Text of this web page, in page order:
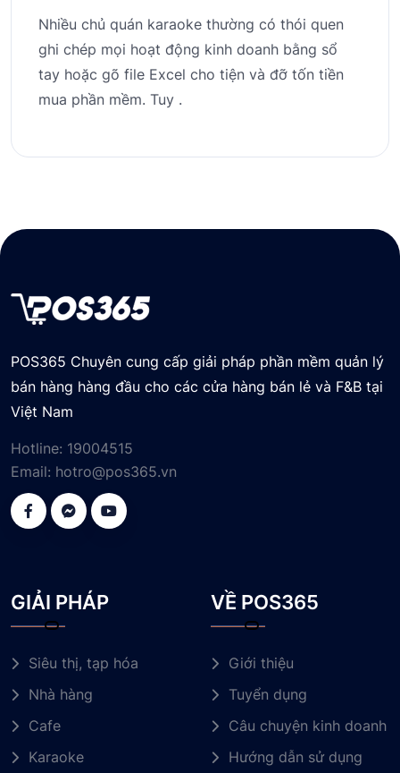
Nhiều chủ quán karaoke thường có thói quen
ghi chép mọi hoạt động kinh doanh bằng sổ
tay hoặc gõ file Excel cho tiện và đỡ tốn tiền
mua phần mềm. Tuy .
POS365 Chuyên cung cấp giải pháp phần mềm quản lý
bán hàng hàng đầu cho các cửa hàng bán lẻ và F&B tại
Việt Nam
Hotline: 19004515
Email: hotro@pos365.vn
GIẢI PHÁP
Siêu thị, tạp hóa
Nhà hàng
Cafe
Karaoke
VỀ POS365
Giới thiệu
Tuyển dụng
Câu chuyện kinh doanh
Hướng dẫn sử dụng